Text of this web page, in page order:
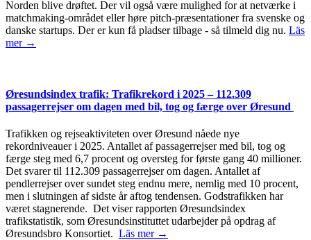
Norden blive drøftet. Der vil også være mulighed for at netværke i
matchmaking-området eller høre pitch-præsentationer fra svenske og
danske startups. Der er kun få pladser tilbage - så tilmeld dig nu. Läs
mer →
Øresundsindex trafik: Trafikrekord i 2025 – 112.309
passagerrejser om dagen med bil, tog og færge over Øresund
Trafikken og rejseaktiviteten over Øresund nåede nye
rekordniveauer i 2025. Antallet af passagerrejser med bil, tog og
færge steg med 6,7 procent og oversteg for første gang 40 millioner.
Det svarer til 112.309 passagerrejser om dagen. Antallet af
pendlerrejser over sundet steg endnu mere, nemlig med 10 procent,
men i slutningen af sidste år aftog tendensen. Godstrafikken har
været stagnerende. Det viser rapporten Øresundsindex
trafikstatistik, som Øresundsinstituttet udarbejder på opdrag af
Øresundsbro Konsortiet. Läs mer →